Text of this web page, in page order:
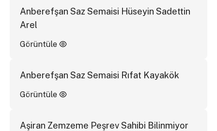
Anberefşan Saz Semaisi Hüseyin Sadettin
Arel
Görüntüle
Anberefşan Saz Semaisi Rıfat Kayakök
Görüntüle
Aşiran Zemzeme Peşrev Sahibi Bilinmiyor